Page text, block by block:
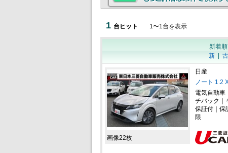
1 台ヒット 1〜1台を表示
新着順
新| 古
画像22枚
日産
ノート 1.2
電気自動車
チバック｜
保証付｜保
限